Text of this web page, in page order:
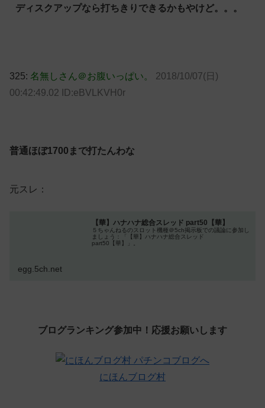
ディスクアップなら打ちきりできるかもやけど。。。
325: 名無しさん＠お腹いっぱい。
2018/10/07(日)
00:42:49.02 ID:eBVLKVH0r
普通ほぼ1700まで打たんわな
元スレ：
【華】ハナハナ総合スレッド part50【華】
５ちゃんねるのスロット機種＠5ch掲示板での議論に参加し
ましょう：「【華】ハナハナ総合スレッド
part50【華】」。
egg.5ch.net
ブログランキング参加中！応援お願いします
にほんブログ村